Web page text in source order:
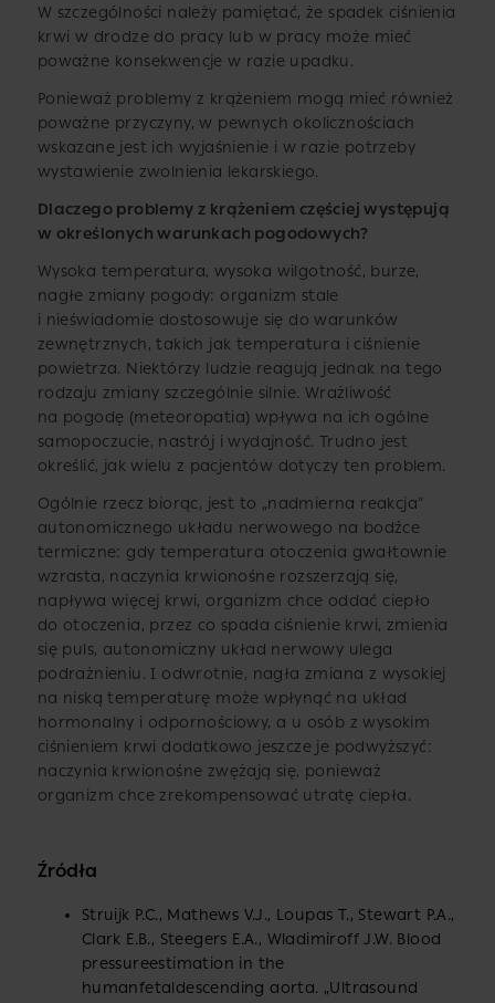
W szczególności należy pamiętać, że spadek ciśnienia
krwi w drodze do pracy lub w pracy może mieć
poważne konsekwencje w razie upadku.
Ponieważ problemy z krążeniem mogą mieć również
poważne przyczyny, w pewnych okolicznościach
wskazane jest ich wyjaśnienie i w razie potrzeby
wystawienie zwolnienia lekarskiego.
Dlaczego problemy z krążeniem częściej występują
w określonych warunkach pogodowych?
Wysoka temperatura, wysoka wilgotność, burze,
nagłe zmiany pogody: organizm stale
i nieświadomie dostosowuje się do warunków
zewnętrznych, takich jak temperatura i ciśnienie
powietrza. Niektórzy ludzie reagują jednak na tego
rodzaju zmiany szczególnie silnie. Wrażliwość
na pogodę (meteoropatia) wpływa na ich ogólne
samopoczucie, nastrój i wydajność. Trudno jest
określić, jak wielu z pacjentów dotyczy ten problem.
Ogólnie rzecz biorąc, jest to „nadmierna reakcja”
autonomicznego układu nerwowego na bodźce
termiczne: gdy temperatura otoczenia gwałtownie
wzrasta, naczynia krwionośne rozszerzają się,
napływa więcej krwi, organizm chce oddać ciepło
do otoczenia, przez co spada ciśnienie krwi, zmienia
się puls, autonomiczny układ nerwowy ulega
podrażnieniu. I odwrotnie, nagła zmiana z wysokiej
na niską temperaturę może wpłynąć na układ
hormonalny i odpornościowy, a u osób z wysokim
ciśnieniem krwi dodatkowo jeszcze je podwyższyć:
naczynia krwionośne zwężają się, ponieważ
organizm chce zrekompensować utratę ciepła.
Źródła
Struijk P.C., Mathews V.J., Loupas T., Stewart P.A.,
Clark E.B., Steegers E.A., Wladimiroff J.W. Blood
pressureestimation in the
humanfetaldescending aorta. „Ultrasound